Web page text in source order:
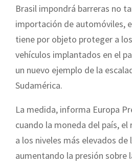
Brasil impondrá barreras no
importación de automóviles,
tiene por objeto proteger a
vehículos implantados en el
un nuevo ejemplo de la
Sudamérica.
La medida, informa Europa
cuando la moneda del país,
a los niveles más elevados
aumentando la presión sobre